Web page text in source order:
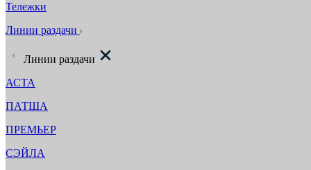
Тележки
Линии раздачи
Линии раздачи
АСТА
ПАТША
ПРЕМЬЕР
СЭЙЛА